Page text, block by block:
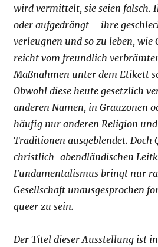
wird vermittelt, sie seien falsch.
oder aufgedrängt – ihre
verleugnen und so zu leben, wie
reicht vom freundlich
Maßnahmen unter dem Etikett
Obwohl diese heute gesetzlich
anderen Namen, in Grauzonen
häufig nur anderen Religion
Traditionen ausgeblendet.
christlich-abendländischen
Fundamentalismus bringt nur
Gesellschaft unausgesprochen
queer zu sein.
Der Titel dieser Ausstellung ist